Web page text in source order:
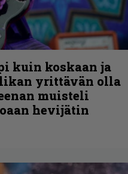
kuin koskaan ja
yrittävän olla
muisteli
hevijätin